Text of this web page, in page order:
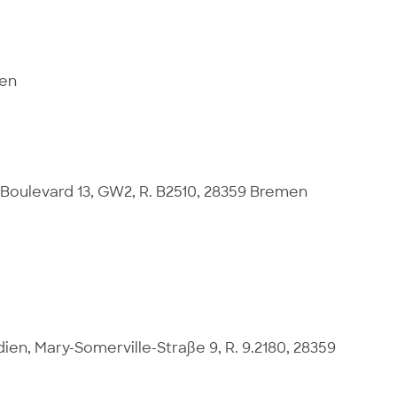
13, GW2, R. B2510, 28359 Bremen
Mary-Somerville-Straße 9, R. 9.2180, 28359